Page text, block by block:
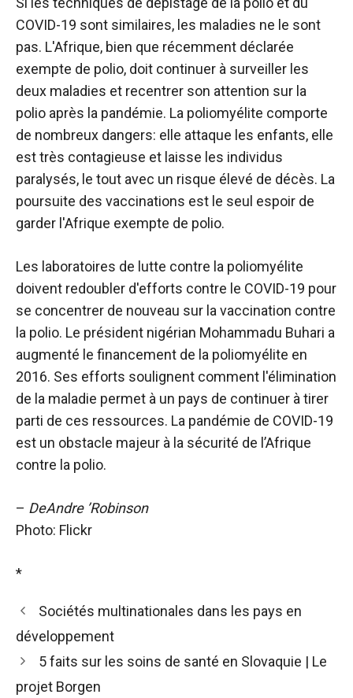
COVID-19 sont similaires, les maladies ne le sont
pas. L'Afrique, bien que récemment déclarée
exempte de polio, doit continuer à surveiller les
deux maladies et recentrer son attention sur la
polio après la pandémie. La poliomyélite comporte
de nombreux dangers: elle attaque les enfants, elle
est très contagieuse et laisse les individus
paralysés, le tout avec un risque élevé de décès. La
poursuite des vaccinations est le seul espoir de
garder l'Afrique exempte de polio.
Les laboratoires de lutte contre la poliomyélite
doivent redoubler d'efforts contre le COVID-19 pour
se concentrer de nouveau sur la vaccination contre
la polio. Le président nigérian Mohammadu Buhari a
augmenté le financement de la poliomyélite en
2016. Ses efforts soulignent comment l'élimination
de la maladie permet à un pays de continuer à tirer
parti de ces ressources. La pandémie de COVID-19
est un obstacle majeur à la sécurité de l’Afrique
contre la polio.
– DeAndre ’Robinson
Photo: Flickr
*
Sociétés multinationales dans les pays en
développement
5 faits sur les soins de santé en Slovaquie | Le
projet Borgen